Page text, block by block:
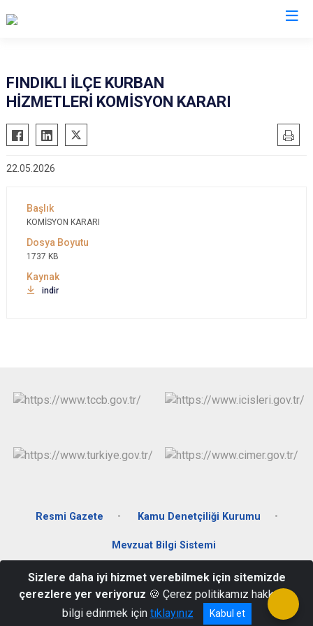
Ardeşen
Çamlıhemşin
Derepazarı
Güneysu
Hemşin
FINDIKLI İLÇE KURBAN
HİZMETLERİ KOMİSYON KARARI
22.05.2026
KOMİSYON KARARI
1737 KB
indir
Resmi Gazete Kamu Denetçiliği Kurumu
Mevzuat Bilgi Sistemi
Merkez Mahallesi Hükümet Meydanı No: 2 Fındıklı/Rize
04645115301
Sizlere daha iyi hizmet verebilmek için sitemizde
çerezlere yer veriyoruz 🍪 Çerez politikamız hakkında
bilgi edinmek için tıklayınız Kabul et